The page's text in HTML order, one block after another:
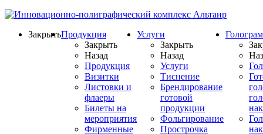
ЗакрытьПродукция
Закрыть
Назад
Продукция
Визитки
Листовки и
флаеры
Билеты на
мероприятия
Фирменные
Услуги
Закрыть
Назад
Услуги
Тиснение
Брендирование
готовой
продукции
Фольгирование
Прострочка